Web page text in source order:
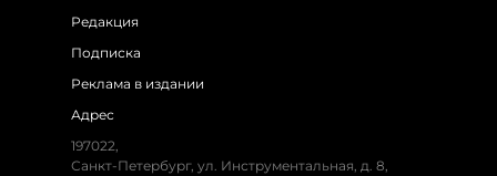
Редакция
Подписка
Реклама в издании
Адрес
197022,
Санкт-Петербург, ул. Инструментальная, д. 8,